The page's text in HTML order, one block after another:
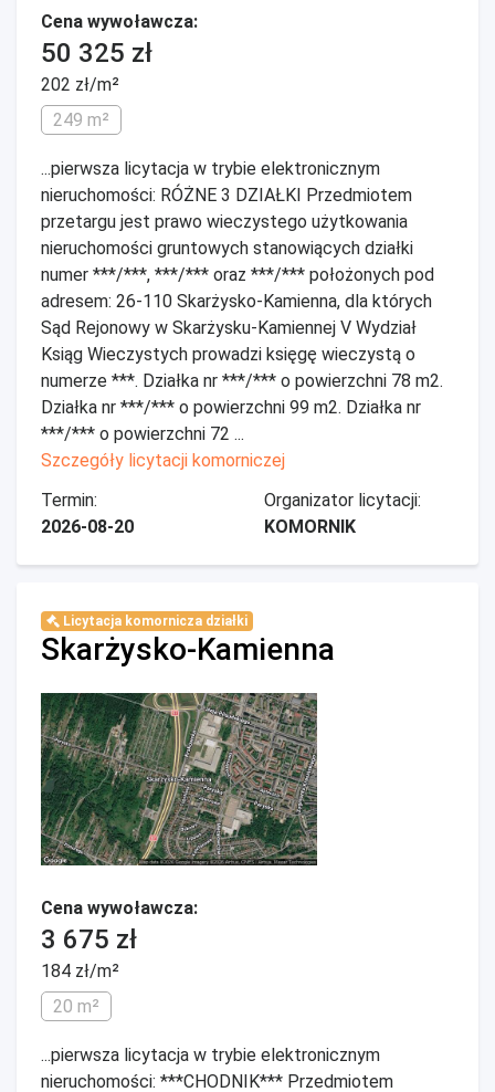
Cena wywoławcza:
50 325 zł
202 zł/m²
249 m²
...pierwsza licytacja w trybie elektronicznym
nieruchomości: RÓŻNE 3 DZIAŁKI Przedmiotem
przetargu jest prawo wieczystego użytkowania
nieruchomości gruntowych stanowiących działki
numer ***/***, ***/*** oraz ***/*** położonych pod
adresem: 26-110 Skarżysko-Kamienna, dla których
Sąd Rejonowy w Skarżysku-Kamiennej V Wydział
Ksiąg Wieczystych prowadzi księgę wieczystą o
numerze ***. Działka nr ***/*** o powierzchni 78 m2.
Działka nr ***/*** o powierzchni 99 m2. Działka nr
***/*** o powierzchni 72 ...
Szczegóły licytacji komorniczej
Termin:
2026-08-20
Organizator licytacji:
KOMORNIK
Licytacja komornicza działki
Skarżysko-Kamienna
Cena wywoławcza:
3 675 zł
184 zł/m²
20 m²
...pierwsza licytacja w trybie elektronicznym
nieruchomości: ***CHODNIK*** Przedmiotem